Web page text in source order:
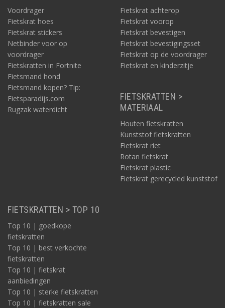
Voordrager
Fietskrat hoes
Fietskrat stickers
Netbinder voor op
voordrager
Fietskratten in Fortnite
Fietsmand hond
Fietsmand kopen? Tip:
Fietsparadijs.com
Rugzak waterdicht
Fietskrat achterop
Fietskrat voorop
Fietskrat bevestigen
Fietskrat bevestigingsset
Fietskrat op de voordrager
Fietskrat en kinderzitje
FIETSKRATTEN >
MATERIAAL
Houten fietskratten
Kunststof fietskratten
Fietskrat riet
Rotan fietskrat
Fietskrat plastic
Fietskrat gerecycled kunststof
FIETSKRATTEN > TOP 10
Top 10 | goedkope
fietskratten
Top 10 | best verkochte
fietskratten
Top 10 | fietskrat
aanbiedingen
Top 10 | sterke fietskratten
Top 10 | fietskratten sale